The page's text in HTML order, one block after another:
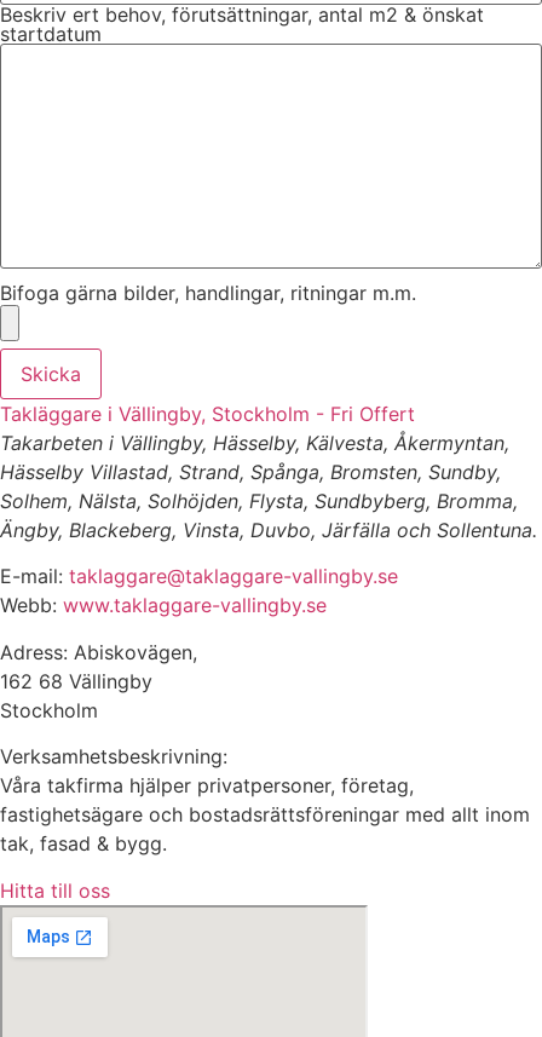
Beskriv ert behov, förutsättningar, antal m2 & önskat
startdatum
Bifoga gärna bilder, handlingar, ritningar m.m.
Skicka
Takläggare i Vällingby, Stockholm - Fri Offert
Takarbeten i Vällingby, Hässelby, Kälvesta, Åkermyntan,
Hässelby Villastad, Strand, Spånga, Bromsten, Sundby,
Solhem, Nälsta, Solhöjden, Flysta, Sundbyberg, Bromma,
Ängby, Blackeberg, Vinsta, Duvbo, Järfälla och Sollentuna.
E-mail: taklaggare@taklaggare-vallingby.se
Webb: www.taklaggare-vallingby.se
Adress: Abiskovägen,
162 68 Vällingby
Stockholm
Verksamhetsbeskrivning:
Våra takfirma hjälper privatpersoner, företag,
fastighetsägare och bostadsrättsföreningar med allt inom
tak, fasad & bygg.
Hitta till oss